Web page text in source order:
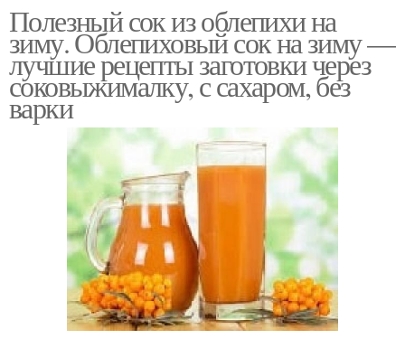
Полезный сок из облепихи на
зиму. Облепиховый сок на зиму —
лучшие рецепты заготовки через
соковыжималку, с сахаром, без
варки